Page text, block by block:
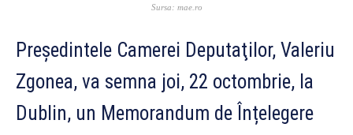
Sursa: mae.ro
Preşedintele Camerei Deputaţilor, Valeriu
Zgonea, va semna joi, 22 octombrie, la
Dublin, un Memorandum de Înțelegere